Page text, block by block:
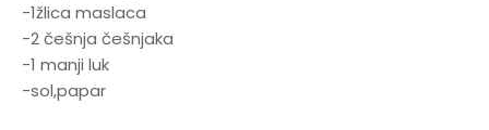
-1žlica maslaca
-2 češnja češnjaka
-1 manji luk
-sol,papar